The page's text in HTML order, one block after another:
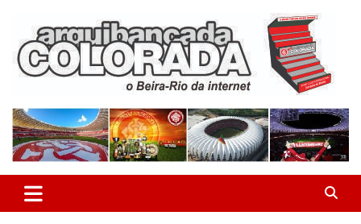
content
Arquibancada Colorada